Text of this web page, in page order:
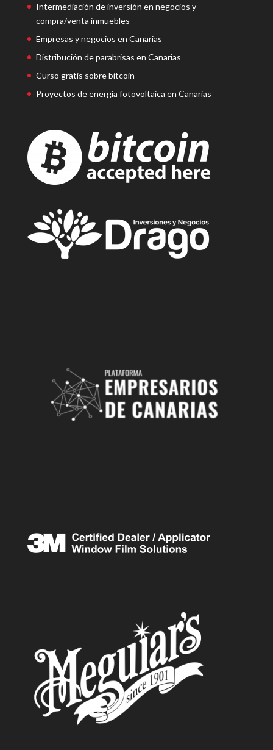
Intermediación de inversión en negocios y
compra/venta inmuebles
Empresas y negocios en Canarias
Distribución de parabrisas en Canarias
Curso gratis sobre bitcoin
Proyectos de energía fotovoltaica en Canarias